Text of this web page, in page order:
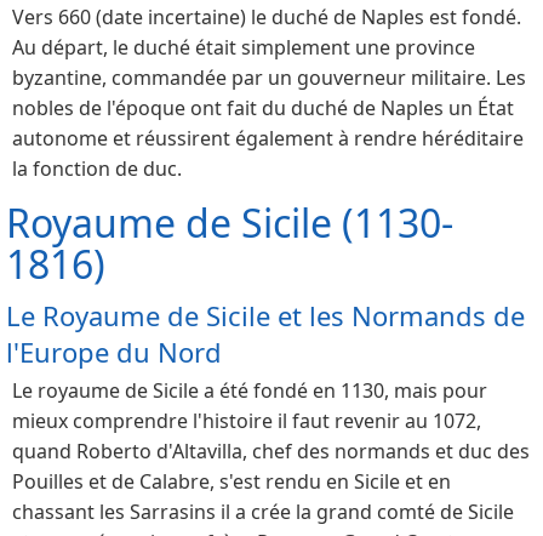
Vers 660 (date incertaine) le duché de Naples est fondé.
Au départ, le duché était simplement une province
byzantine, commandée par un gouverneur militaire. Les
nobles de l'époque ont fait du duché de Naples un État
autonome et réussirent également à rendre héréditaire
la fonction de duc.
Royaume de Sicile (1130-
1816)
Le Royaume de Sicile et les Normands de
l'Europe du Nord
Le royaume de Sicile a été fondé en 1130, mais pour
mieux comprendre l'histoire il faut revenir au 1072,
quand Roberto d'Altavilla, chef des normands et duc des
Pouilles et de Calabre, s'est rendu en Sicile et en
chassant les Sarrasins il a crée la grand comté de Sicile